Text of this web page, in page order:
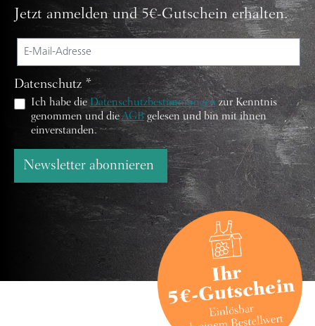
Jetzt anmelden und 5€-Gutschein erhalten.
Datenschutz *
Ich habe dieDatenschutzbestimmungenzur Kenntnis
genommen und dieAGBgelesen und bin mit ihnen
einverstanden.
Newsletter abonnieren